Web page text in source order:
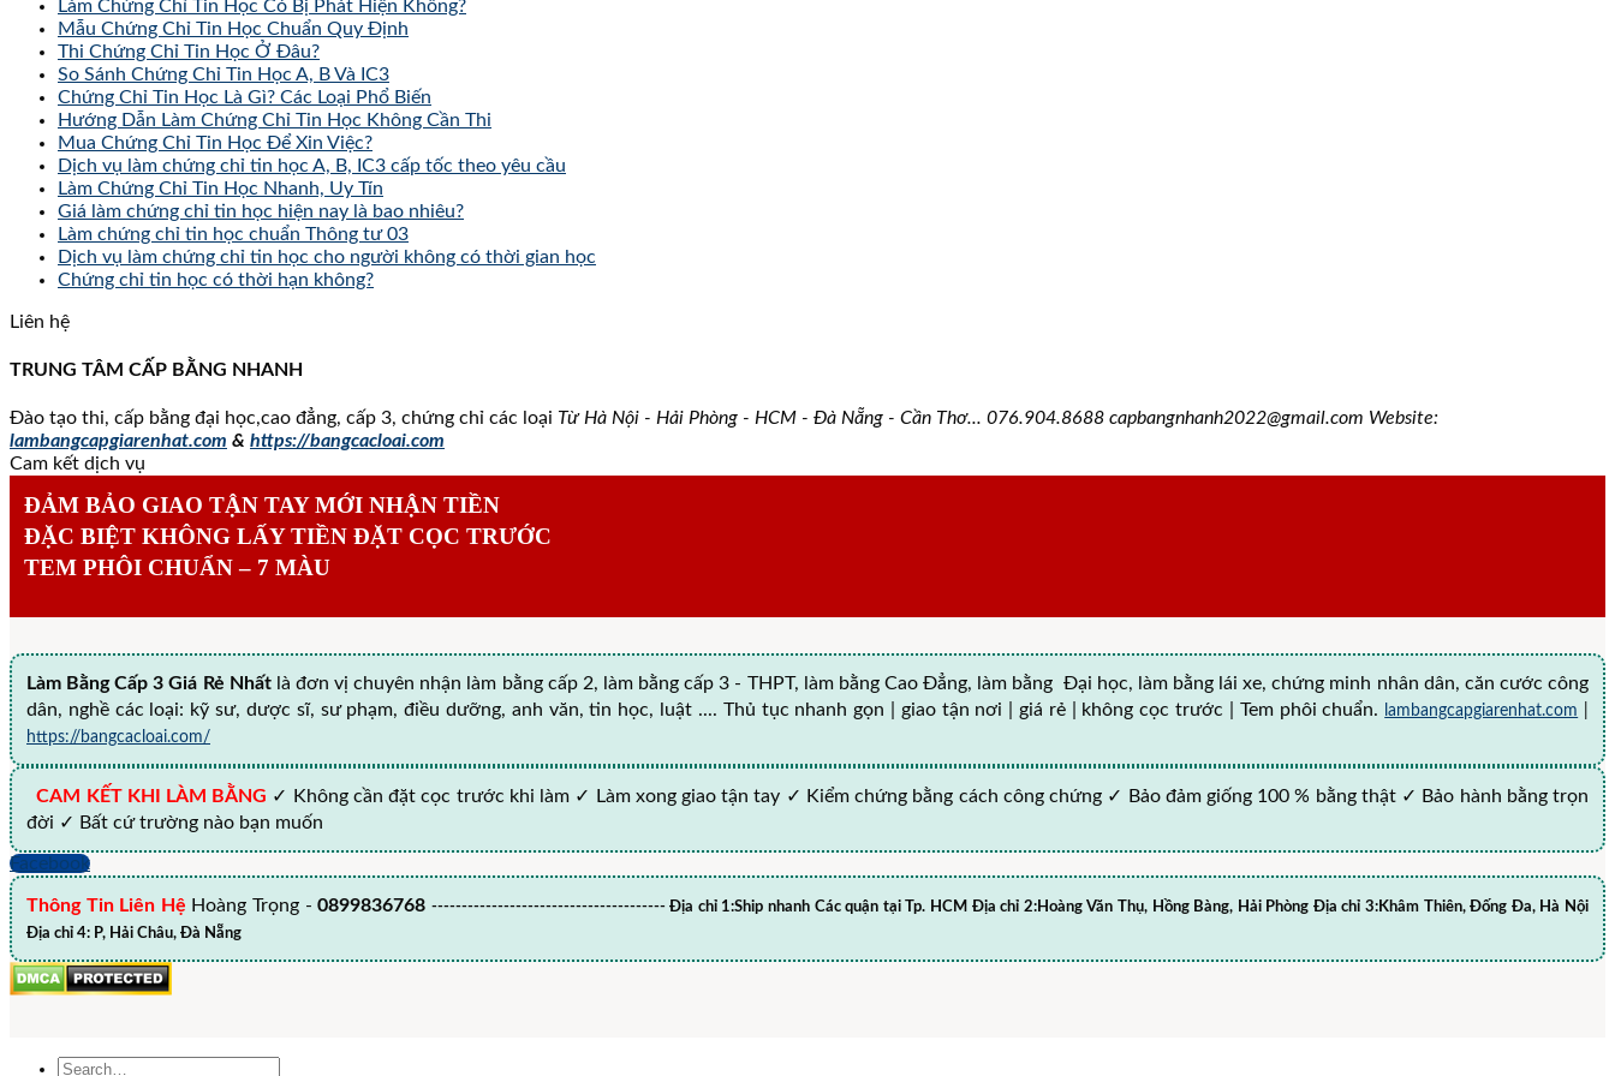
Làm Chứng Chỉ Tin Học Có Bị Phát Hiện Không?
Mẫu Chứng Chỉ Tin Học Chuẩn Quy Định
Thi Chứng Chỉ Tin Học Ở Đâu?
So Sánh Chứng Chỉ Tin Học A, B Và IC3
Chứng Chỉ Tin Học Là Gì? Các Loại Phổ Biến
Hướng Dẫn Làm Chứng Chỉ Tin Học Không Cần Thi
Mua Chứng Chỉ Tin Học Để Xin Việc?
Dịch vụ làm chứng chỉ tin học A, B, IC3 cấp tốc theo yêu cầu
Làm Chứng Chỉ Tin Học Nhanh, Uy Tín
Giá làm chứng chỉ tin học hiện nay là bao nhiêu?
Làm chứng chỉ tin học chuẩn Thông tư 03
Dịch vụ làm chứng chỉ tin học cho người không có thời gian học
Chứng chỉ tin học có thời hạn không?
Liên hệ
TRUNG TÂM CẤP BẰNG NHANH
Đào tạo thi, cấp bằng đại học,cao đẳng, cấp 3, chứng chỉ các loại Từ Hà Nội - Hải Phòng - HCM - Đà Nẵng - Cần Thơ... 076.904.8688 capbangnhanh2022@gmail.com Website:
lambangcapgiarenhat.com & https://bangcacloai.com
Cam kết dịch vụ
ĐẢM BẢO GIAO TẬN TAY MỚI NHẬN TIỀN
ĐẶC BIỆT KHÔNG LẤY TIỀN ĐẶT CỌC TRƯỚC
TEM PHÔI CHUẨN – 7 MÀU
Làm Bằng Cấp 3 Giá Rẻ Nhấtlà đơn vị chuyên nhận làm bằng cấp 2, làm bằng cấp 3 - THPT, làm bằng Cao Đẳng, làm bằng Đại học, làm bằng lái xe, chứng minh nhân dân, căn cước công
dân, nghề các loại: kỹ sư, dược sĩ, sư phạm, điều dưỡng, anh văn, tin học, luật .... Thủ tục nhanh gọn | giao tận nơi | giá rẻ | không cọc trước | Tem phôi chuẩn. lambangcapgiarenhat.com
https://bangcacloai.com/
CAM KẾT KHI LÀM BẰNG ✓ Không cần đặt cọc trước khi làm ✓ Làm xong giao tận tay ✓ Kiểm chứng bằng cách công chứng ✓ Bảo đảm giống 100 % bằng thật ✓ Bảo hành bằng trọn
đời ✓ Bất cứ trường nào bạn muốn
Facebook
Thông Tin Liên Hệ Hoàng Trọng -0899836768 --------------------------------------- Địa chỉ 1:Ship nhanh Các quận tại Tp. HCM Địa chỉ 2:Hoàng Văn Thụ, Hồng Bàng, Hải Phòng Địa chỉ 3:Khâm Thiên, Đống Đa, Hà Nội
Địa chỉ 4: P, Hải Châu, Đà Nẵng